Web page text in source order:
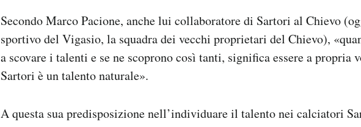
Secondo Marco Pacione, anche lui collaboratore di Sartori al Chievo
sportivo del Vigasio, la squadra dei vecchi proprietari del Chievo),
a scovare i talenti e se ne scoprono così tanti, significa essere a propria
Sartori è un talento naturale».
A questa sua predisposizione nell’individuare il talento nei calciatori